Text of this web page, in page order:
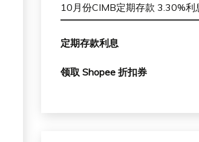
10月份CIMB定期存款 3.30%利
定期存款利息
领取 Shopee 折扣券